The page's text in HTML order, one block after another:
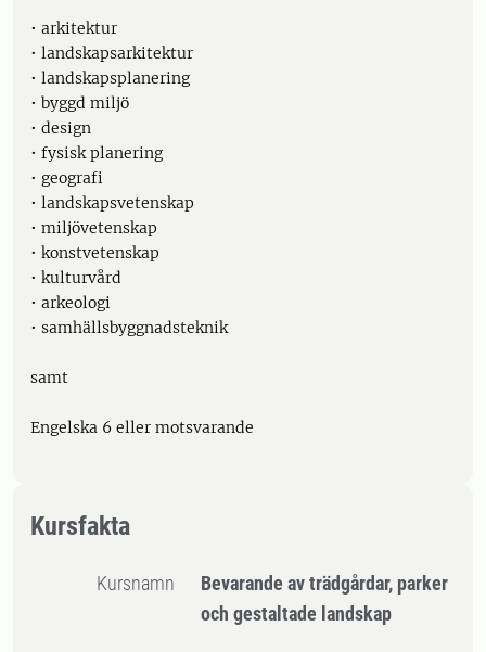
• arkitektur
• landskapsarkitektur
• landskapsplanering
• byggd miljö
• design
• fysisk planering
• geografi
• landskapsvetenskap
• miljövetenskap
• konstvetenskap
• kulturvård
• arkeologi
• samhällsbyggnadsteknik
samt
Engelska 6 eller motsvarande
Kursfakta
Kursnamn
Bevarande av trädgårdar, parker
och gestaltade landskap